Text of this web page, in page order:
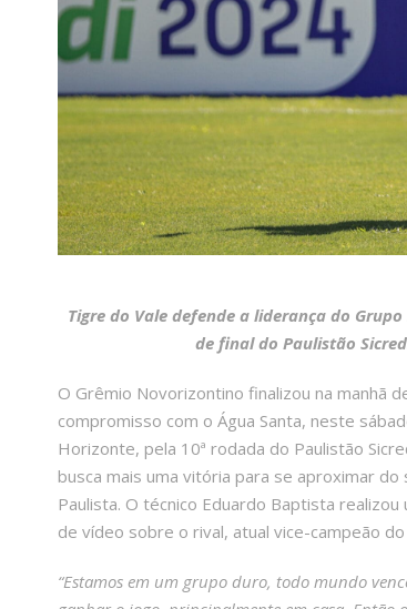
Tigre do Vale defende a liderança do
de final do Paulistão
O Grêmio Novorizontino finalizou na manhã
compromisso com o Água Santa, neste
Horizonte, pela 10ª rodada do Paulistão
busca mais uma vitória para se aproximar
Paulista. O técnico Eduardo Baptista
de vídeo sobre o rival, atual vice-campeão do
“Estamos em um grupo duro, todo mundo